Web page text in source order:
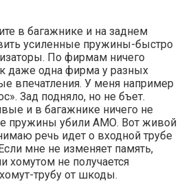
в багажнике и на заднем
усиленные пружины-быстро
По фирмам ничего
даже одна фирма у разных
впечатления. У меня например
Зад подняло, но не бъет.
и в багажнике ничего не
пружины убили АМО. Вот живой
речь идет о входной трубе
мне не изменяет память,
хомутом не получается
хомут-трубу от шкоды.